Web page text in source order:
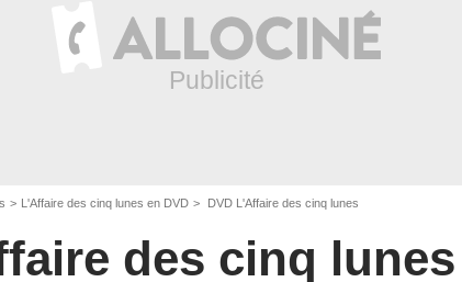
L'Affaire des cinq lunes en DVD DVD L'Affaire des cinq lunes
des cinq lunes